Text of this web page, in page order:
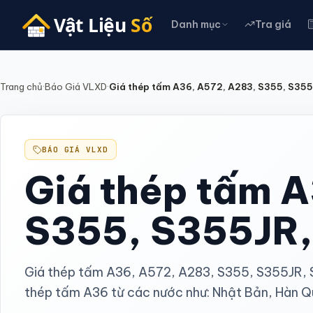
Danh mục
Vật liệu thô 63
Xi măng & Bê tông 7
Bê tông tươi & Vữa xây 9
Xem tất cả
Kỹ thuật công trình 56
Đèn & Chiếu sáng 7
Cấp thoát nước 7
Tra giá
Trang chủ·Báo Giá VLXD·Giá thép tấm A36, A572, A283, S355,
BÁO GIÁ VLXD
Giá thép tấm
S355,
Giá thép tấm A36, A572, A283, S355, S355JR,
thép tấm A36 từ các nước như: Nhật Bản, Hàn